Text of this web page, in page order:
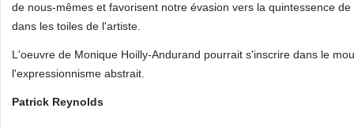
de nous-mêmes et favorisent notre évasion vers la quintessence
dans les toiles de l'artiste.
L'oeuvre de Monique Hoilly-Andurand pourrait s'inscrire dans le
l'expressionnisme abstrait.
Patrick Reynolds